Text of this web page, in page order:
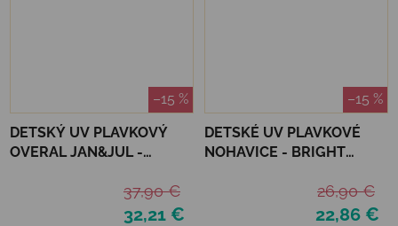
–15 %
DETSKÝ UV PLAVKOVÝ
OVERAL JAN&JUL -
32,21 €
37,90 €
–15 %
DETSKÉ UV PLAVKOVÉ
NOHAVICE - BRIGHT
22,86 €
26,90 €